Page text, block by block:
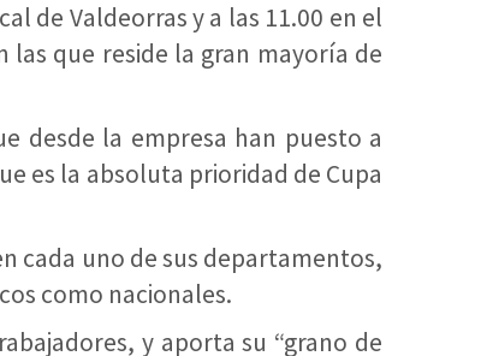
de Valdeorras y a las 11.00 en el
las que reside la gran mayoría de
desde la empresa han puesto a
es la absoluta prioridad de Cupa
cada uno de sus departamentos,
como nacionales.
y aporta su “grano de